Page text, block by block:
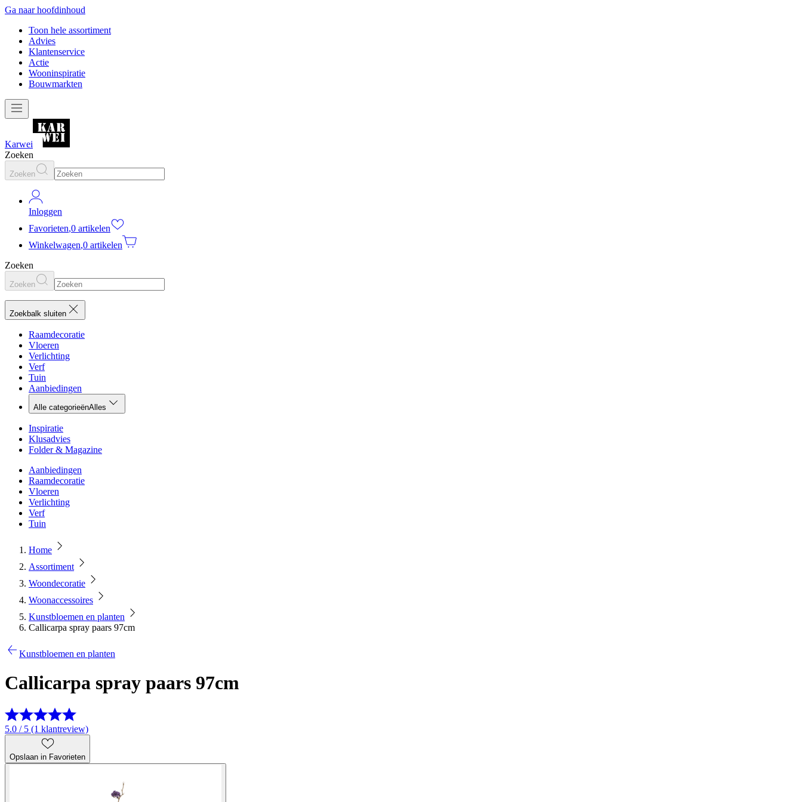
Ga naar hoofdinhoud
Toon hele assortiment
Advies
Klantenservice
Actie
Wooninspiratie
Bouwmarkten
Karwei
Zoeken
Zoeken
Inloggen
Favorieten,0 artikelen
Winkelwagen,0 artikelen
Zoeken
Zoeken
Zoekbalk sluiten
Raamdecoratie
Vloeren
Verlichting
Verf
Tuin
Aanbiedingen
Alle categorieënAlles
Inspiratie
Klusadvies
Folder & Magazine
Aanbiedingen
Raamdecoratie
Vloeren
Verlichting
Verf
Tuin
Home
Assortiment
Woondecoratie
Woonaccessoires
Kunstbloemen en planten
Callicarpa spray paars 97cm
Kunstbloemen en planten
Callicarpa spray paars 97cm
5.0 / 5 (1 klantreview)
Opslaan in Favorieten